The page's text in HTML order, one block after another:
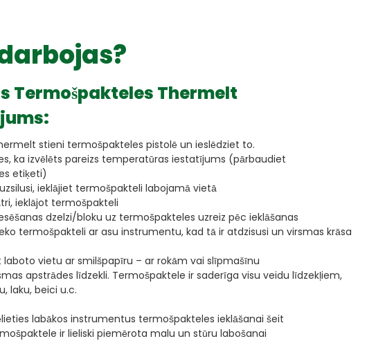
Termošpakteles Thermelt
stieni termošpakteles pistolē un ieslēdziet to.
ka izvēlēts pareizs temperatūras iestatījums (pārbaudiet
etiķeti)
ieklājiet termošpakteli labojamā vietā
ieklājot termošpakteli
dzelzi/bloku uz termošpakteles uzreiz pēc ieklāšanas
termošpakteli ar asu instrumentu, kad tā ir atdzisusi un virsmas krāsa
laboto vietu ar smilšpapīru – ar rokām vai slīpmašīnu
apstrādes līdzekli. Termošpaktele ir saderīga visu veidu līdzekļiem,
laku, beici u.c.
labākos instrumentus termošpakteles ieklāšanai šeit
ir lieliski piemērota malu un stūru labošanai